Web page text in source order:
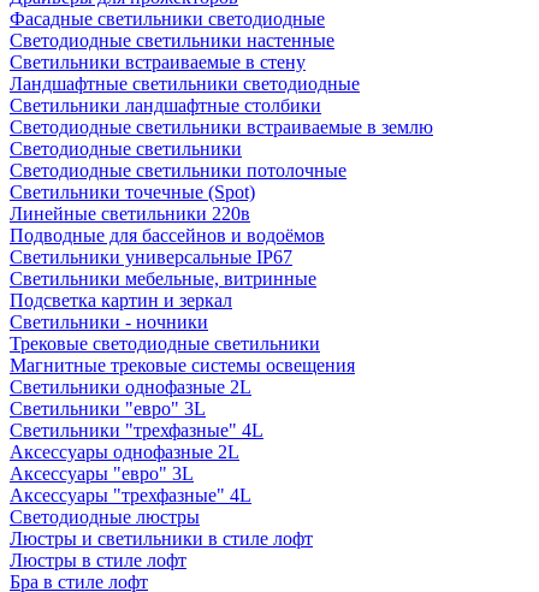
Фасадные светильники светодиодные
Светодиодные светильники настенные
Светильники встраиваемые в стену
Ландшафтные светильники светодиодные
Светильники ландшафтные столбики
Светодиодные светильники встраиваемые в землю
Светодиодные светильники
Светодиодные светильники потолочные
Светильники точечные (Spot)
Линейные светильники 220в
Подводные для бассейнов и водоёмов
Светильники универсальные IP67
Светильники мебельные, витринные
Подсветка картин и зеркал
Светильники - ночники
Трековые светодиодные светильники
Магнитные трековые системы освещения
Светильники однофазные 2L
Светильники "евро" 3L
Светильники "трехфазные" 4L
Аксессуары однофазные 2L
Аксессуары "евро" 3L
Аксессуары "трехфазные" 4L
Светодиодные люстры
Люстры и светильники в стиле лофт
Люстры в стиле лофт
Бра в стиле лофт